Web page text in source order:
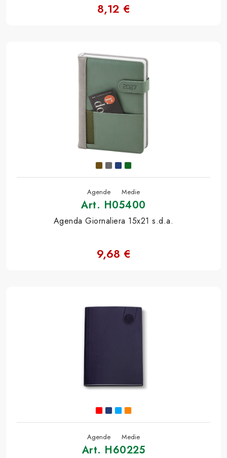
8,12 €
Agende Medie
Art. H05400
Agenda Giornaliera 15x21 s.d.a.
9,68 €
Agende Medie
Art. H60225